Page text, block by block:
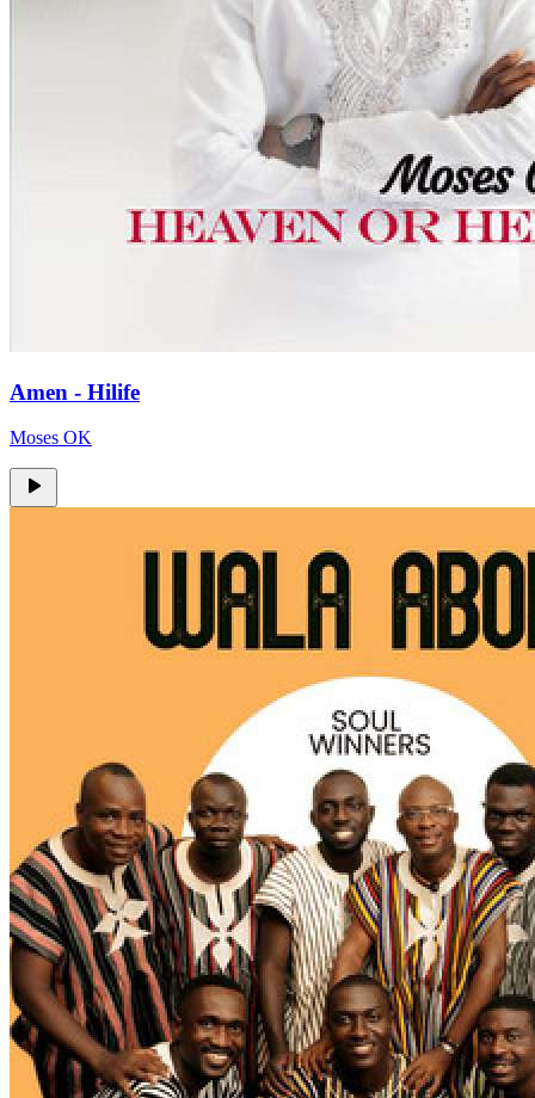
Amen - Hilife
Moses OK